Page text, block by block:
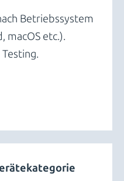
Betriebssystem
macOS etc.).